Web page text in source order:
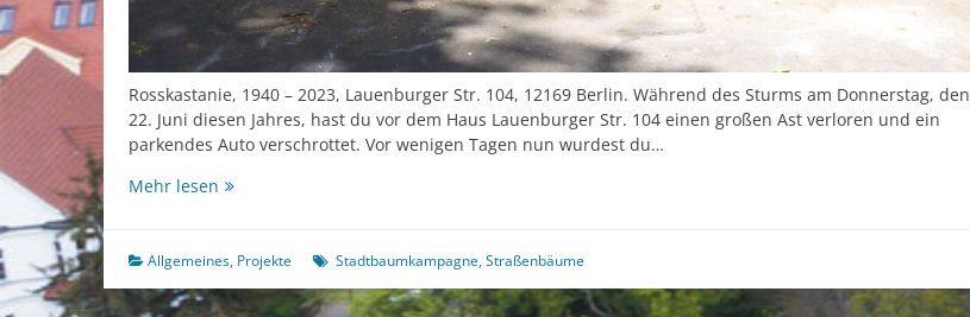
Rosskastanie, 1940 – 2023, Lauenburger Str. 104, 12169 Berlin. Während des Sturms am Donnerstag, den
22. Juni diesen Jahres, hast du vor dem Haus Lauenburger Str. 104 einen großen Ast verloren und ein
parkendes Auto verschrottet. Vor wenigen Tagen nun wurdest du…
Mehr lesen Wir
Allgemeines, Projekte Stadtbaumkampagne,Straßenbäume